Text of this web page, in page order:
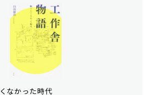
なかった時代